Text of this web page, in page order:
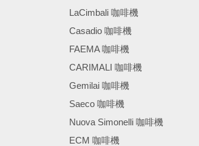
LaCimbali 咖啡機
Casadio 咖啡機
FAEMA 咖啡機
CARIMALI 咖啡機
Gemilai 咖啡機
Saeco 咖啡機
Nuova Simonelli 咖啡機
ECM 咖啡機